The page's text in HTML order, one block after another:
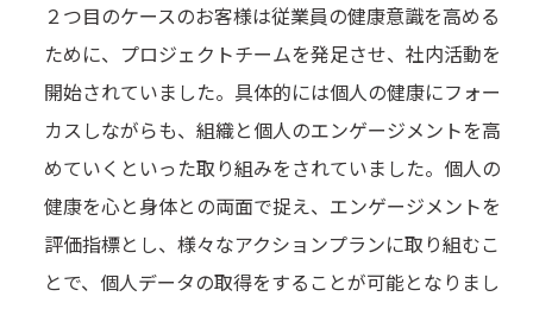
２つ目のケースのお客様は従業員の健康意識を高める
ために、プロジェクトチームを発足させ、社内活動を
開始されていました。具体的には個人の健康にフォー
カスしながらも、組織と個人のエンゲージメントを高
めていくといった取り組みをされていました。個人の
健康を心と身体との両面で捉え、エンゲージメントを
評価指標とし、様々なアクションプランに取り組むこ
とで、個人データの取得をすることが可能となりまし